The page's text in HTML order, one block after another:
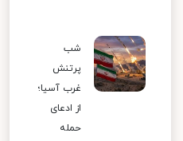
شب
پرتنش
غرب آسیا؛
از ادعای
حمله